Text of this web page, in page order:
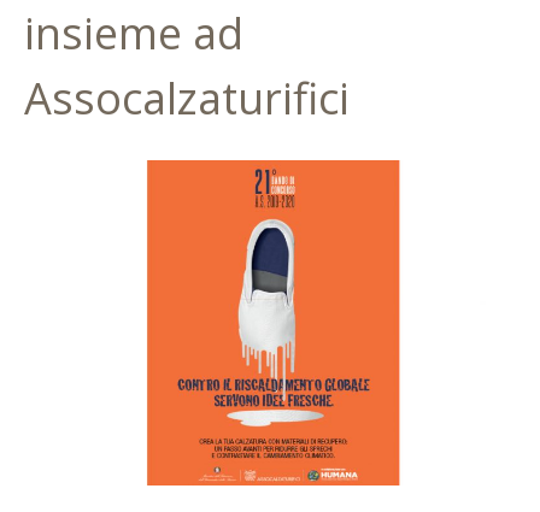
insieme ad
Assocalzaturifici